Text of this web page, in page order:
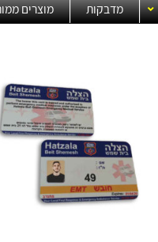
מדבקות מוצרים